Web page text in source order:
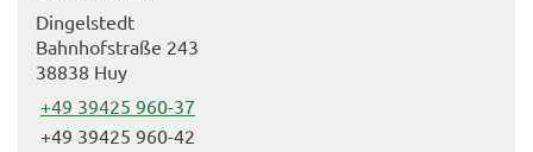
Dingelstedt
Bahnhofstraße 243
38838 Huy
+49 39425 960-37
+49 39425 960-42